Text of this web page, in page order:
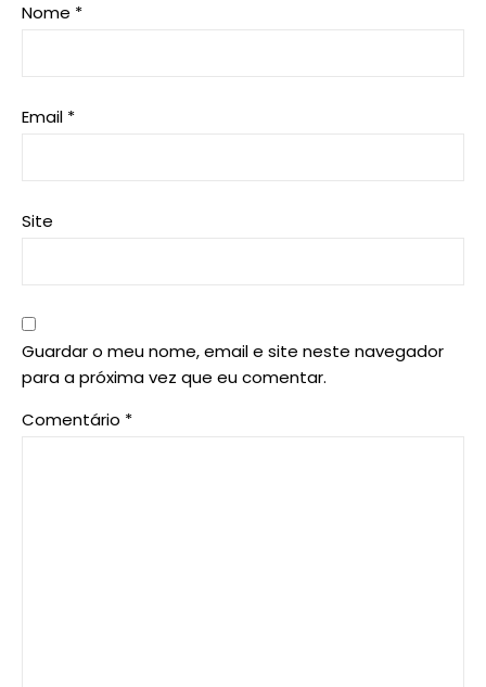
Nome *
Email *
Site
Guardar o meu nome, email e site neste navegador
para a próxima vez que eu comentar.
Comentário *